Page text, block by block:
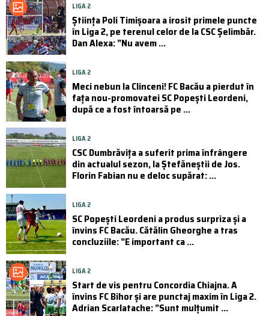
LIGA 2
Știința Poli Timișoara a irosit primele puncte
în Liga 2, pe terenul celor de la CSC Șelimbăr.
Dan Alexa: ”Nu avem ...
LIGA 2
Meci nebun la Clinceni! FC Bacău a pierdut în
fața nou-promovatei SC Popești Leordeni,
după ce a fost întoarsă pe ...
LIGA 2
CSC Dumbrăvița a suferit prima înfrângere
din actualul sezon, la Ștefăneștii de Jos.
Florin Fabian nu e deloc supărat: ...
LIGA 2
SC Popești Leordeni a produs surpriza și a
învins FC Bacău. Cătălin Gheorghe a tras
concluziile: ”E important ca ...
LIGA 2
Start de vis pentru Concordia Chiajna. A
învins FC Bihor și are punctaj maxim în Liga 2.
Adrian Scarlatache: ”Sunt mulțumit ...